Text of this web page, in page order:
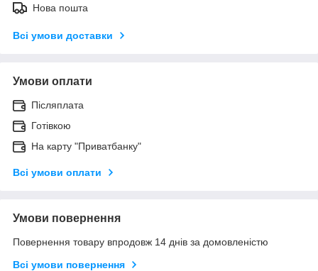
Нова пошта
Всі умови доставки
Умови оплати
Післяплата
Готівкою
На карту "Приватбанку"
Всі умови оплати
Умови повернення
Повернення товару впродовж 14 днів за домовленістю
Всі умови повернення